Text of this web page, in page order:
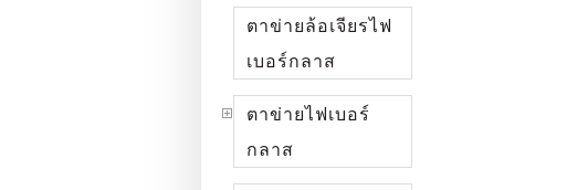
ตาข่ายล้อเจียรไฟ
เบอร์กลาส
ตาข่ายไฟเบอร์
กลาส